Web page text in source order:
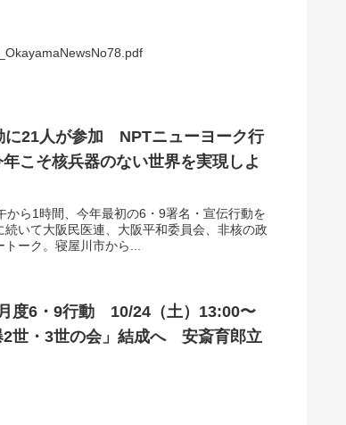
に21人が参加 NPTニューヨーク行
こそ核兵器のない世界を実現しよ
ら1時間、今年最初の6・9署名・宣伝行動を
いて大阪民医連、大阪平和委員会、非核の政
ーク。寝屋川市から...
度6・9行動 10/24（土）13:00〜
2世・3世の会」結成へ 安斎育郎立